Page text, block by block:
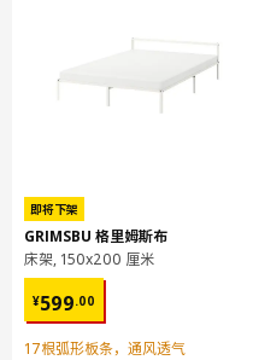
高度
长度
净重
即将下架
GRIMSBU 格里姆斯布
床架, 150x200 厘米
¥599.00
¥ 599.00
17根弧形板条，通风透气